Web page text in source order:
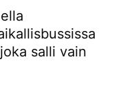
salli vain